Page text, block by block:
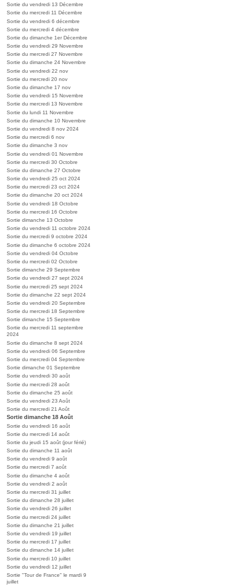
Sortie du vendredi 13 Décembre
Sortie du mercredi 11 Décembre
Sortie du vendredi 6 décembre
Sortie du mercredi 4 décembre
Sortie du dimanche 1er Décembre
Sortie du vendredi 29 Novembre
Sortie du mercredi 27 Novembre
Sortie du dimanche 24 Novembre
Sortie du vendredi 22 nov
Sortie du mercredi 20 nov
Sortie du dimanche 17 nov
Sortie du vendredi 15 Novembre
Sortie du mercredi 13 Novembre
Sortie du lundi 11 Novembre
Sortie du dimanche 10 Novembre
Sortie du vendredi 8 nov 2024
Sortie du mercredi 6 nov
Sortie du dimanche 3 nov
Sortie du vendredi 01 Novembre
Sortie du mercredi 30 Octobre
Sortie du dimanche 27 Octobre
Sortie du vendredi 25 oct 2024
Sortie du mercredi 23 oct 2024
Sortie du dimanche 20 oct 2024
Sortie du vendredi 18 Octobre
Sortie du mercredi 16 Octobre
Sortie dimanche 13 Octobre
Sortie du vendredi 11 octobre 2024
Sortie du mercredi 9 octobre 2024
Sortie du dimanche 6 octobre 2024
Sortie du vendredi 04 Octobre
Sortie du mercredi 02 Octobre
Sortie dimanche 29 Septembre
Sortie du vendredi 27 sept 2024
Sortie du mercredi 25 sept 2024
Sortie du dimanche 22 sept 2024
Sortie du vendredi 20 Septembre
Sortie du mercredi 18 Septembre
Sortie dimanche 15 Septembre
Sortie du mercredi 11 septembre
2024
Sortie du dimanche 8 sept 2024
Sortie du vendredi 06 Septembre
Sortie du mercredi 04 Septembre
Sortie dimanche 01 Septembre
Sortie du vendredi 30 août
Sortie du mercredi 28 août
Sortie du dimanche 25 août
Sortie du vendredi 23 Août
Sortie du mercredi 21 Août
Sortie dimanche 18 Août
Sortie du vendredi 16 août
Sortie du mercredi 14 août
Sortie du jeudi 15 août (jour férié)
Sortie du dimanche 11 août
Sortie du vendredi 9 août
Sortie du mercredi 7 août
Sortie du dimanche 4 août
Sortie du vendredi 2 août
Sortie du mercredi 31 juillet
Sortie du dimanche 28 juillet
Sortie du vendredi 26 juillet
Sortie du mercredi 24 juillet
Sortie du dimanche 21 juillet
Sortie du vendredi 19 juillet
Sortie du mercredi 17 juillet
Sortie du dimanche 14 juillet
Sortie du mercredi 10 juillet
Sortie du vendredi 12 juillet
Sortie "Tour de France" le mardi 9
juillet